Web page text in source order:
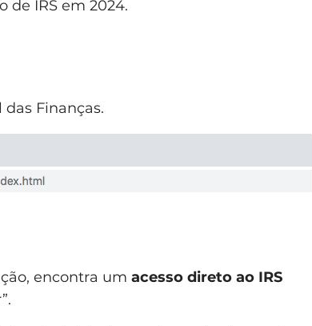
de IRS em 2024.
Finanças.
encontra um acesso direto ao IRS